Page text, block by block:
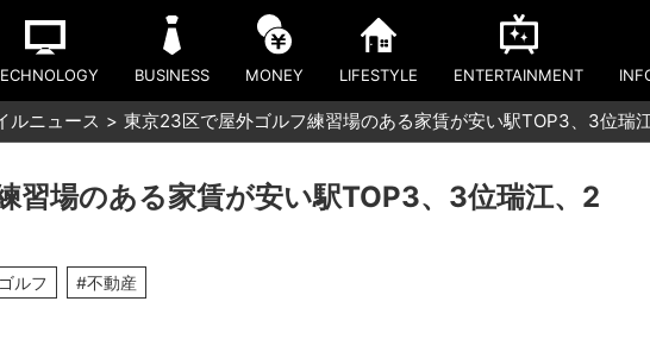
BUSINESS MONEY LIFESTYLE ENTERTAINMENT
ルニュース 東京23区で屋外ゴルフ練習場のある家賃が安い駅TOP3、3位瑞
習場のある家賃が安い駅TOP3、3位瑞江、2
ルフ #不動産